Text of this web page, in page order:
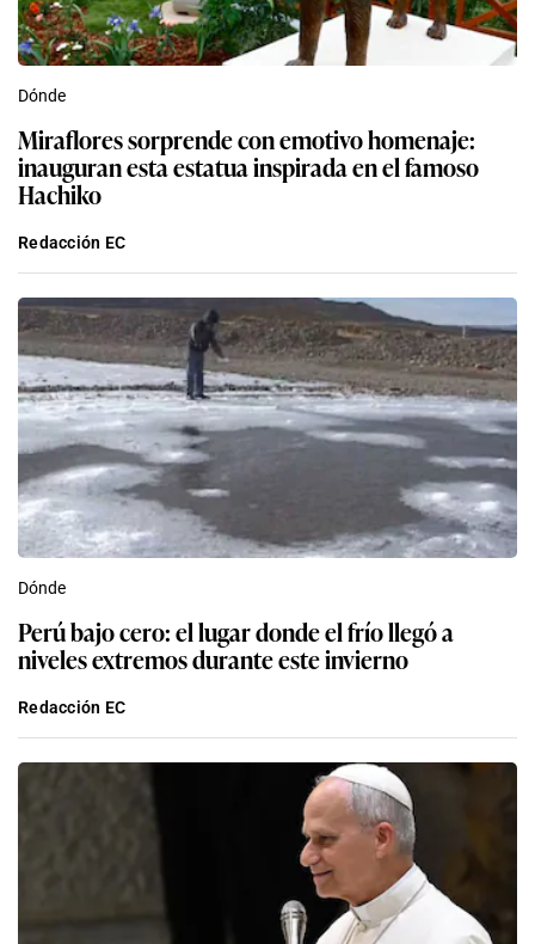
Dónde
Miraflores sorprende con emotivo homenaje:
inauguran esta estatua inspirada en el famoso
Hachiko
Redacción EC
Dónde
Perú bajo cero: el lugar donde el frío llegó a
niveles extremos durante este invierno
Redacción EC